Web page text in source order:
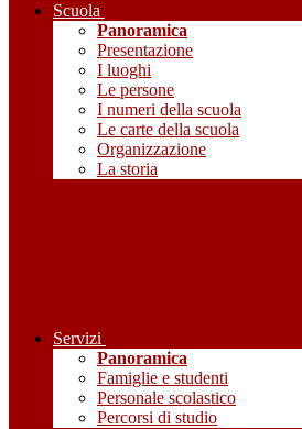
Scuola
Panoramica
Presentazione
I luoghi
Le persone
I numeri della scuola
Le carte della scuola
Organizzazione
La storia
Servizi
Panoramica
Famiglie e studenti
Personale scolastico
Percorsi di studio